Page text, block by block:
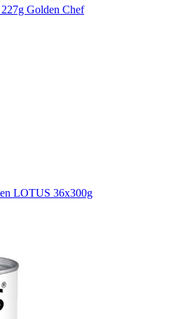
Golden Chef
LOTUS 36x300g